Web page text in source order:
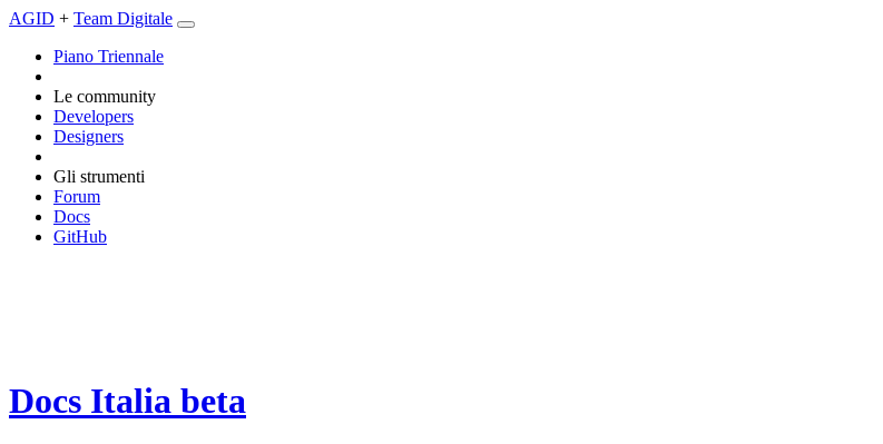
AGID + Team Digitale
Piano Triennale
Le community
Developers
Designers
Gli strumenti
Forum
Docs
GitHub
Docs Italia beta